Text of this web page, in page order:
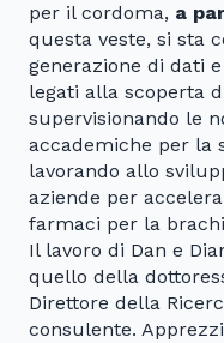
per il cordoma, a
questa veste, si sta
generazione di dati
legati alla scoperta
supervisionando le
accademiche per la
lavorando allo
aziende per
farmaci per la
Il lavoro di Dan e
quello della
Direttore della
consulente.